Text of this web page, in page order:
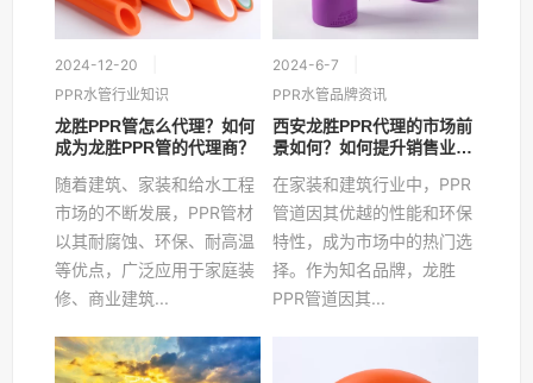
2024-12-20
PPR水管行业知识
龙胜PPR管怎么代理？如何
成为龙胜PPR管的代理商？
随着建筑、家装和给水工程
市场的不断发展，PPR管材
以其耐腐蚀、环保、耐高温
等优点，广泛应用于家庭装
修、商业建筑...
2024-6-7
PPR水管品牌资讯
西安龙胜PPR代理的市场前
景如何？如何提升销售业
在家装和建筑行业中，PPR
管道因其优越的性能和环保
特性，成为市场中的热门选
择。作为知名品牌，龙胜
PPR管道因其...